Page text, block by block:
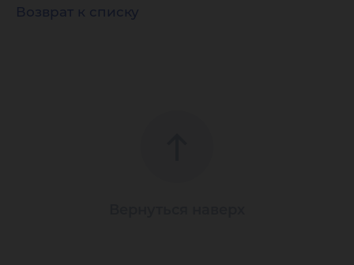
Возврат к списку